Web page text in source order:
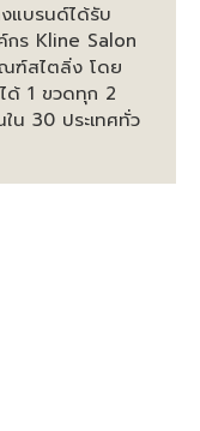
แบรนด์ได้รับ
กร Kline Salon
ฑ์สไตลิ่ง โดย
ด้ 1 ขวดทุก 2
น 30 ประเทศทั่ว